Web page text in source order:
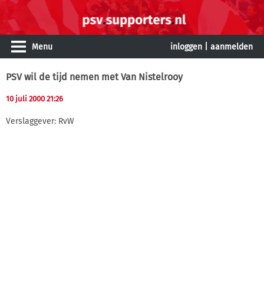
Menu inloggen aanmelden
PSV wil de tijd nemen met Van Nistelrooy
10 juli 2000 21:26
Verslaggever: RvW